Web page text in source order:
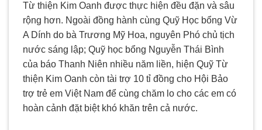
Từ thiện Kim Oanh được thực hiện đều đặn và sâu
rộng hơn. Ngoài đồng hành cùng Quỹ Học bổng Vừ
A Dính do bà Trương Mỹ Hoa, nguyên Phó chủ tịch
nước sáng lập; Quỹ học bổng Nguyễn Thái Bình
của báo Thanh Niên nhiều năm liền, hiện Quỹ Từ
thiện Kim Oanh còn tài trợ 10 tỉ đồng cho Hội Bảo
trợ trẻ em Việt Nam để cùng chăm lo cho các em có
hoàn cảnh đặt biệt khó khăn trên cả nước.